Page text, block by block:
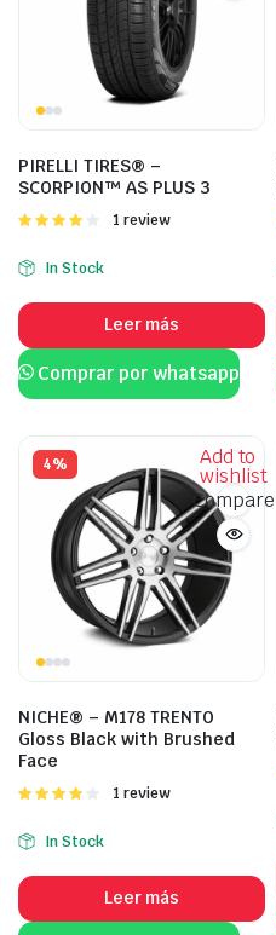
PIRELLI TIRES® –
SCORPION™ AS PLUS 3
Valorado
de 5
1 review
In Stock
Leer más
Comprar por whatsapp
4% Add to
wishlist
Compare
NICHE® – M178 TRENTO
Gloss Black with Brushed
Face
Valorado
de 5
1 review
In Stock
Leer más